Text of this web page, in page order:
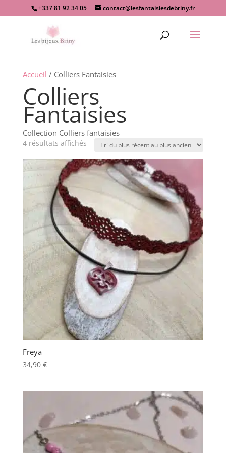
+337 81 92 34 05 contact@lesfantaisiesdebriny.fr
Accueil / Colliers Fantaisies
Colliers
Fantaisies
Collection Colliers fantaisies
4 résultats affichésTrié
plus
récent
Freya
34,90 €